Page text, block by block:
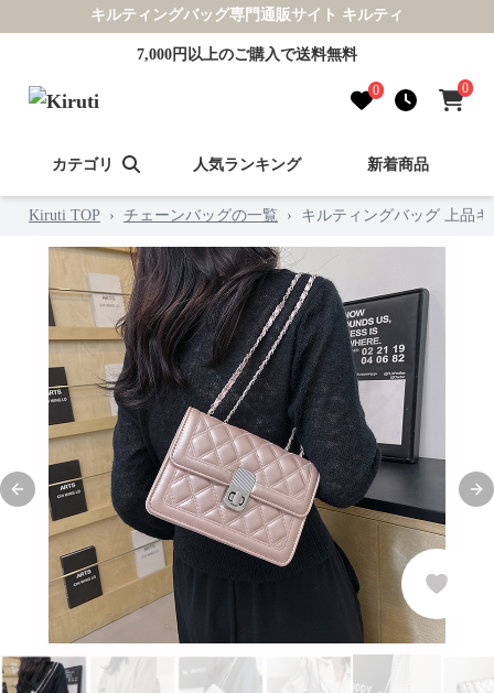
キルティングバッグ専門通販サイト キルティ
7,000円以上のご購入で送料無料
0 0
カテゴリ 人気ランキング 新着商品
Kiruti TOP › チェーンバッグの一覧 › キルティングバッグ 上品
Previous slide